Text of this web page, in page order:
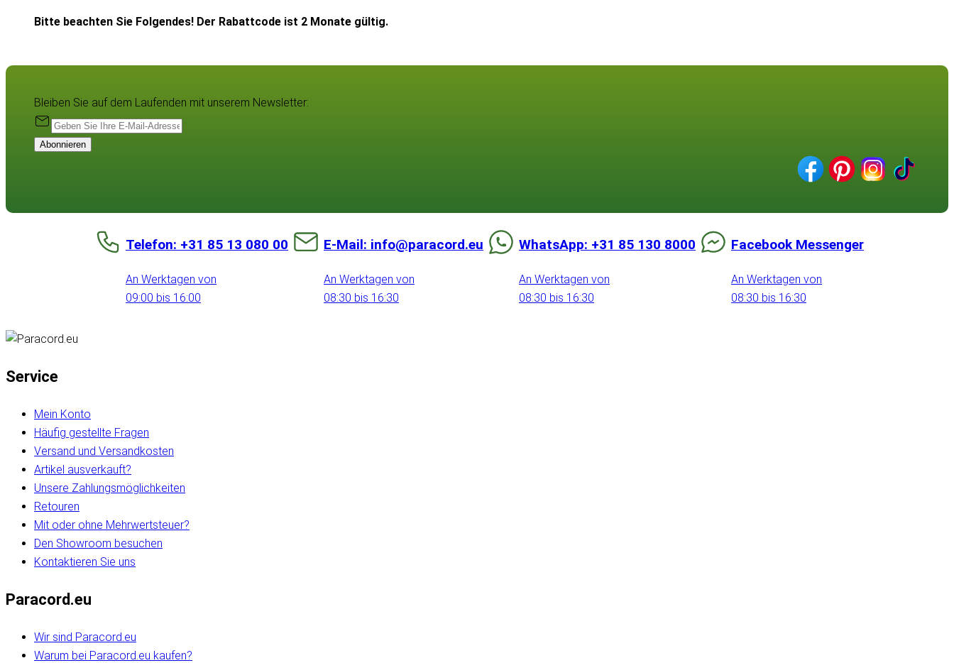
Bitte beachten Sie Folgendes! Der Rabattcode ist 2 Monate gültig.
Bleiben Sie auf dem Laufenden mit unserem Newsletter:
Abonnieren
Telefon: +31 85 13 080 00
An Werktagen von
09:00 bis 16:00
E-Mail: info@paracord.eu
An Werktagen von
08:30 bis 16:30
WhatsApp: +31 85 130 8000
An Werktagen von
08:30 bis 16:30
Facebook Messenger
An Werktagen von
08:30 bis 16:30
Service
Mein Konto
Häufig gestellte Fragen
Versand und Versandkosten
Artikel ausverkauft?
Unsere Zahlungsmöglichkeiten
Retouren
Mit oder ohne Mehrwertsteuer?
Den Showroom besuchen
Kontaktieren Sie uns
Paracord.eu
Wir sind Paracord.eu
Warum bei Paracord.eu kaufen?